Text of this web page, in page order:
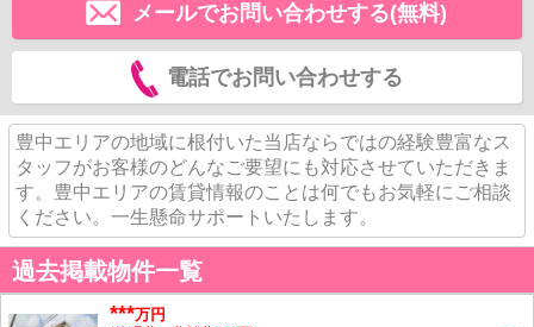
メールでお問い合わせする(無料)
電話でお問い合わせする
豊中エリアの地域に根付いた当店ならではの経験豊富なス
タッフがお客様のどんなご要望にも対応させていただきま
す。豊中エリアの賃貸情報のことは何でもお気軽にご相談
ください。一生懸命サポートいたします。
過去掲載物件一覧
***万円